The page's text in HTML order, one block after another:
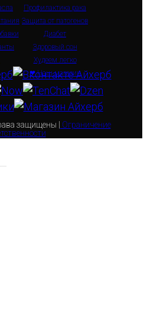
Профилактика рака
Защита от патогенов
Диабет
Здоровый сон
Худеем легко
❤ Наш магазин
защищены |
Ограничение